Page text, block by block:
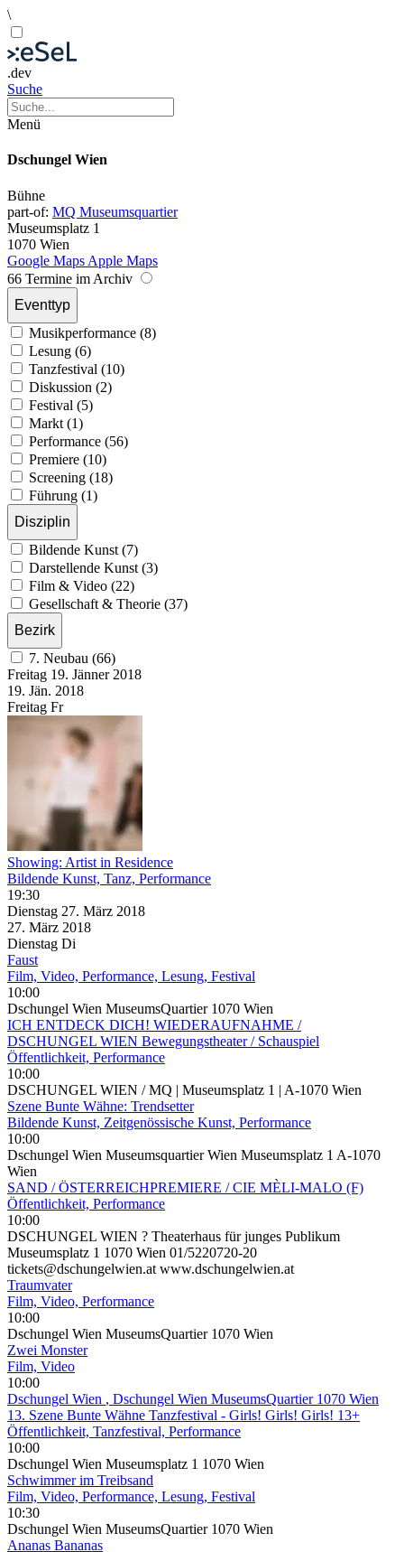
\
.dev
Suche
Menü
Dschungel Wien
Bühne
part-of: MQ Museumsquartier
Museumsplatz 1
1070 Wien
Google Maps Apple Maps
66 Termine im Archiv
Eventtyp
Musikperformance (8)
Lesung (6)
Tanzfestival (10)
Diskussion (2)
Festival (5)
Markt (1)
Performance (56)
Premiere (10)
Screening (18)
Führung (1)
Disziplin
Bildende Kunst (7)
Darstellende Kunst (3)
Film & Video (22)
Gesellschaft & Theorie (37)
Bezirk
7. Neubau (66)
Freitag 19. Jänner 2018
19. Jän. 2018
Freitag Fr
Showing: Artist in Residence
Bildende Kunst, Tanz, Performance
19:30
Dienstag 27. März 2018
27. März 2018
Dienstag Di
Faust
Film, Video, Performance, Lesung, Festival
10:00
Dschungel Wien MuseumsQuartier 1070 Wien
ICH ENTDECK DICH! WIEDERAUFNAHME /
DSCHUNGEL WIEN Bewegungstheater / Schauspiel
Öffentlichkeit, Performance
10:00
DSCHUNGEL WIEN / MQ | Museumsplatz 1 | A-1070 Wien
Szene Bunte Wähne: Trendsetter
Bildende Kunst, Zeitgenössische Kunst, Performance
10:00
Dschungel Wien Museumsquartier Wien Museumsplatz 1 A-1070
Wien
SAND / ÖSTERREICHPREMIERE / CIE MÈLI-MALO (F)
Öffentlichkeit, Performance
10:00
DSCHUNGEL WIEN ? Theaterhaus für junges Publikum
Museumsplatz 1 1070 Wien 01/5220720-20
tickets@dschungelwien.at www.dschungelwien.at
Traumvater
Film, Video, Performance
10:00
Dschungel Wien MuseumsQuartier 1070 Wien
Zwei Monster
Film, Video
10:00
Dschungel Wien , Dschungel Wien MuseumsQuartier 1070 Wien
13. Szene Bunte Wähne Tanzfestival - Girls! Girls! Girls! 13+
Öffentlichkeit, Tanzfestival, Performance
10:00
Dschungel Wien Museumsplatz 1 1070 Wien
Schwimmer im Treibsand
Film, Video, Performance, Lesung, Festival
10:30
Dschungel Wien MuseumsQuartier 1070 Wien
Ananas Bananas